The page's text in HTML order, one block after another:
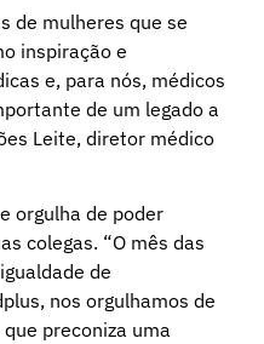
de mulheres que se
inspiração e
e, para nós, médicos
de um legado a
Leite, diretor médico
orgulha de poder
colegas. “O mês das
de
nos orgulhamos de
preconiza uma